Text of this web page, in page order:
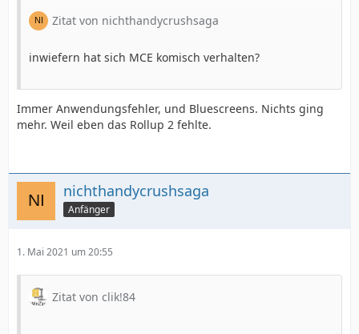
Zitat von nichthandycrushsaga
inwiefern hat sich MCE komisch verhalten?
Immer Anwendungsfehler, und Bluescreens. Nichts ging
mehr. Weil eben das Rollup 2 fehlte.
nichthandycrushsaga
Anfänger
1. Mai 2021 um 20:55
Zitat von clik!84